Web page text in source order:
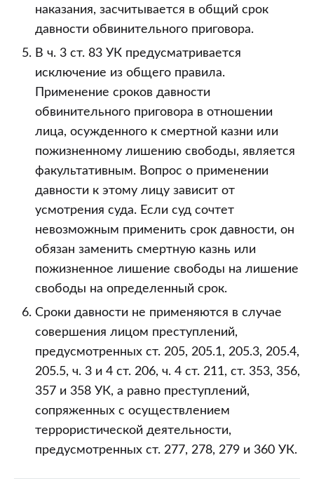
наказания, засчитывается в общий срок
давности обвинительного приговора.
В ч. 3 ст. 83 УК предусматривается
исключение из общего правила.
Применение сроков давности
обвинительного приговора в отношении
лица, осужденного к смертной казни или
пожизненному лишению свободы, является
факультативным. Вопрос о применении
давности к этому лицу зависит от
усмотрения суда. Если суд сочтет
невозможным применить срок давности, он
обязан заменить смертную казнь или
пожизненное лишение свободы на лишение
свободы на определенный срок.
Сроки давности не применяются в случае
совершения лицом преступлений,
предусмотренных ст. 205, 205.1, 205.3, 205.4,
205.5, ч. 3 и 4 ст. 206, ч. 4 ст. 211, ст. 353, 356,
357 и 358 УК, а равно преступлений,
сопряженных с осуществлением
террористической деятельности,
предусмотренных ст. 277, 278, 279 и 360 УК.